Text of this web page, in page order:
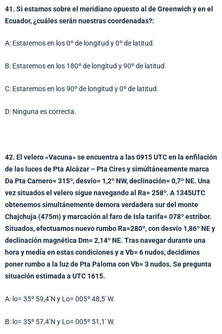
41. Si estamos sobre el meridiano opuesto al de Greenwich y en el
Ecuador, ¿cuáles serán nuestras coordenadas?:
A: Estaremos en los 0º de longitud y 0º de latitud.
B: Estaremos en los 180º de longitud y 90º de latitud.
C: Estaremos en los 90º de longitud y 0º de latitud.
D: Ninguna es correcta.
42. El velero «Vacuna» se encuentra a las 0915 UTC en la enfilación
de las luces de Pta Alcázar – Pta Cires y simúltáneamente marca
Da Pta Carnero= 315º, desvío= 1,2º NW, declinación= 0,7º NE. Una
vez situados el velero sigue navegando al Ra= 258º. A 1345UTC
obtenemos simultánemente demora verdadera sur del monte
Chajchuja (475m) y marcación al faro de Isla tarifa= 078º estribor.
Situados, efectuamos nuevo rumbo Ra=280º, con desvío 1,86º NE y
declinación magnética Dm= 2,14º NE. Tras navegar durante una
hora y media en estas condiciones y a Vb= 6 nudos, decidimos
poner rumbo a la luz de Pta Paloma con Vb= 3 nudos. Se pregunta
situación estimada a UTC 1615.
A: lo= 35º 59,4’N y Lo= 005º 48,5′ W.
B: lo= 35º 57,4’N y Lo= 005º 51,1′ W.